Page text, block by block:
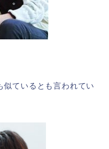
似ているとも言われてい